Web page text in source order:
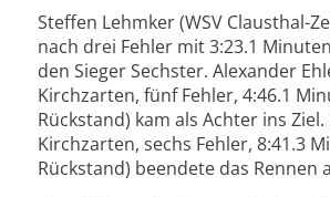
Steffen Lehmker (WSV Clausthal-
nach drei Fehler mit 3:23.1
den Sieger Sechster. Alexander
Kirchzarten, fünf Fehler, 4:46.1
Rückstand) kam als Achter ins Ziel.
Kirchzarten, sechs Fehler, 8:41.3
Rückstand) beendete das Rennen